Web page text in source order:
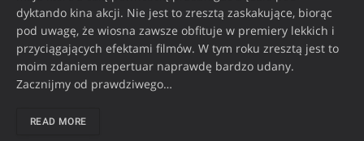
dyktando kina akcji. Nie jest to zresztą zaskakujące, biorąc
pod uwagę, że wiosna zawsze obfituje w premiery lekkich i
przyciągających efektami filmów. W tym roku zresztą jest to
moim zdaniem repertuar naprawdę bardzo udany.
Zacznijmy od prawdziwego…
READ MORE